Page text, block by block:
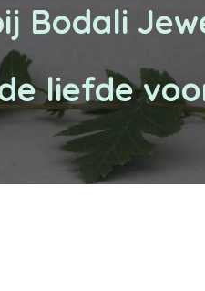
Bodali
liefde